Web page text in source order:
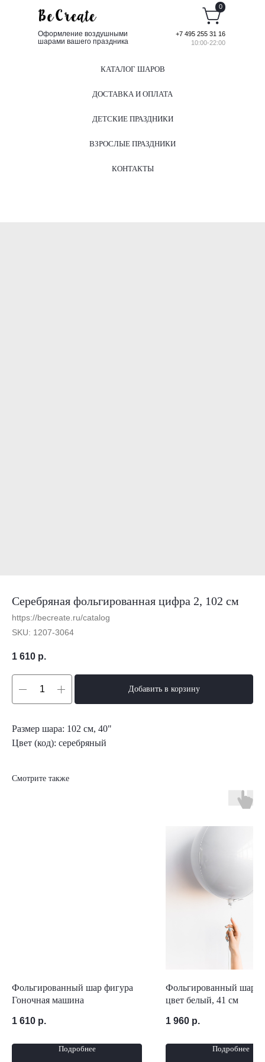
Оформление воздушными
шарами вашего праздника
+7 495 255 31 16
10:00-22:00
0
КАТАЛОГ ШАРОВ
ДОСТАВКА И ОПЛАТА
ДЕТСКИЕ ПРАЗДНИКИ
ВЗРОСЛЫЕ ПРАЗДНИКИ
КОНТАКТЫ
Серебряная фольгированная цифра 2, 102 см
https://becreate.ru/catalog
SKU: 1207-3064
1 610 р.
Добавить в корзину
Размер шара: 102 см, 40"
Цвет (код): серебряный
Смотрите также
Фольгированный шар фигура
Гоночная машина
1 610 р.
Подробнее
Фольгированный шар
цвет белый, 41 см
1 960 р.
Подробнее